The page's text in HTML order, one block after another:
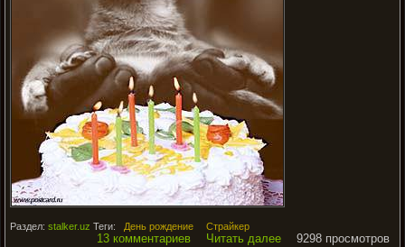
Раздел: stalker.uz Теги: День рождение Страйкер
13 комментариев Читать далее 9298 просмотров